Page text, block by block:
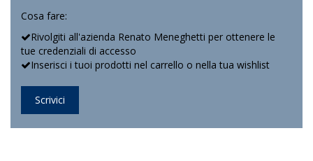
Cosa fare:
Rivolgiti all'azienda Renato Meneghetti per ottenere le
tue credenziali di accesso
Inserisci i tuoi prodotti nel carrello o nella tua wishlist
Scrivici